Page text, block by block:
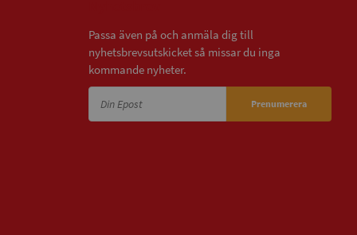
Passa även på och anmäla dig till
nyhetsbrevsutskicket så missar du inga
kommande nyheter.
Prenumerera